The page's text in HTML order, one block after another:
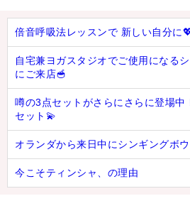
倍音呼吸法レッスンで 新しい自分に
自宅兼ヨガスタジオでご使用になる
にご来店🥣
噂の3点セットがさらにさらに登場中
セット💫
オランダから来日中にシンギングボ
今こそティンシャ、の理由